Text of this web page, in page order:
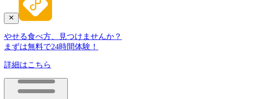
やせる食べ方、見つけませんか？
まずは無料で24時間体験！
詳細はこちら